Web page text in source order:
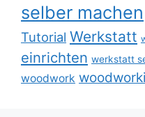
selber machen
Tutorial Werkstatt
einrichten werkstatt
woodwork